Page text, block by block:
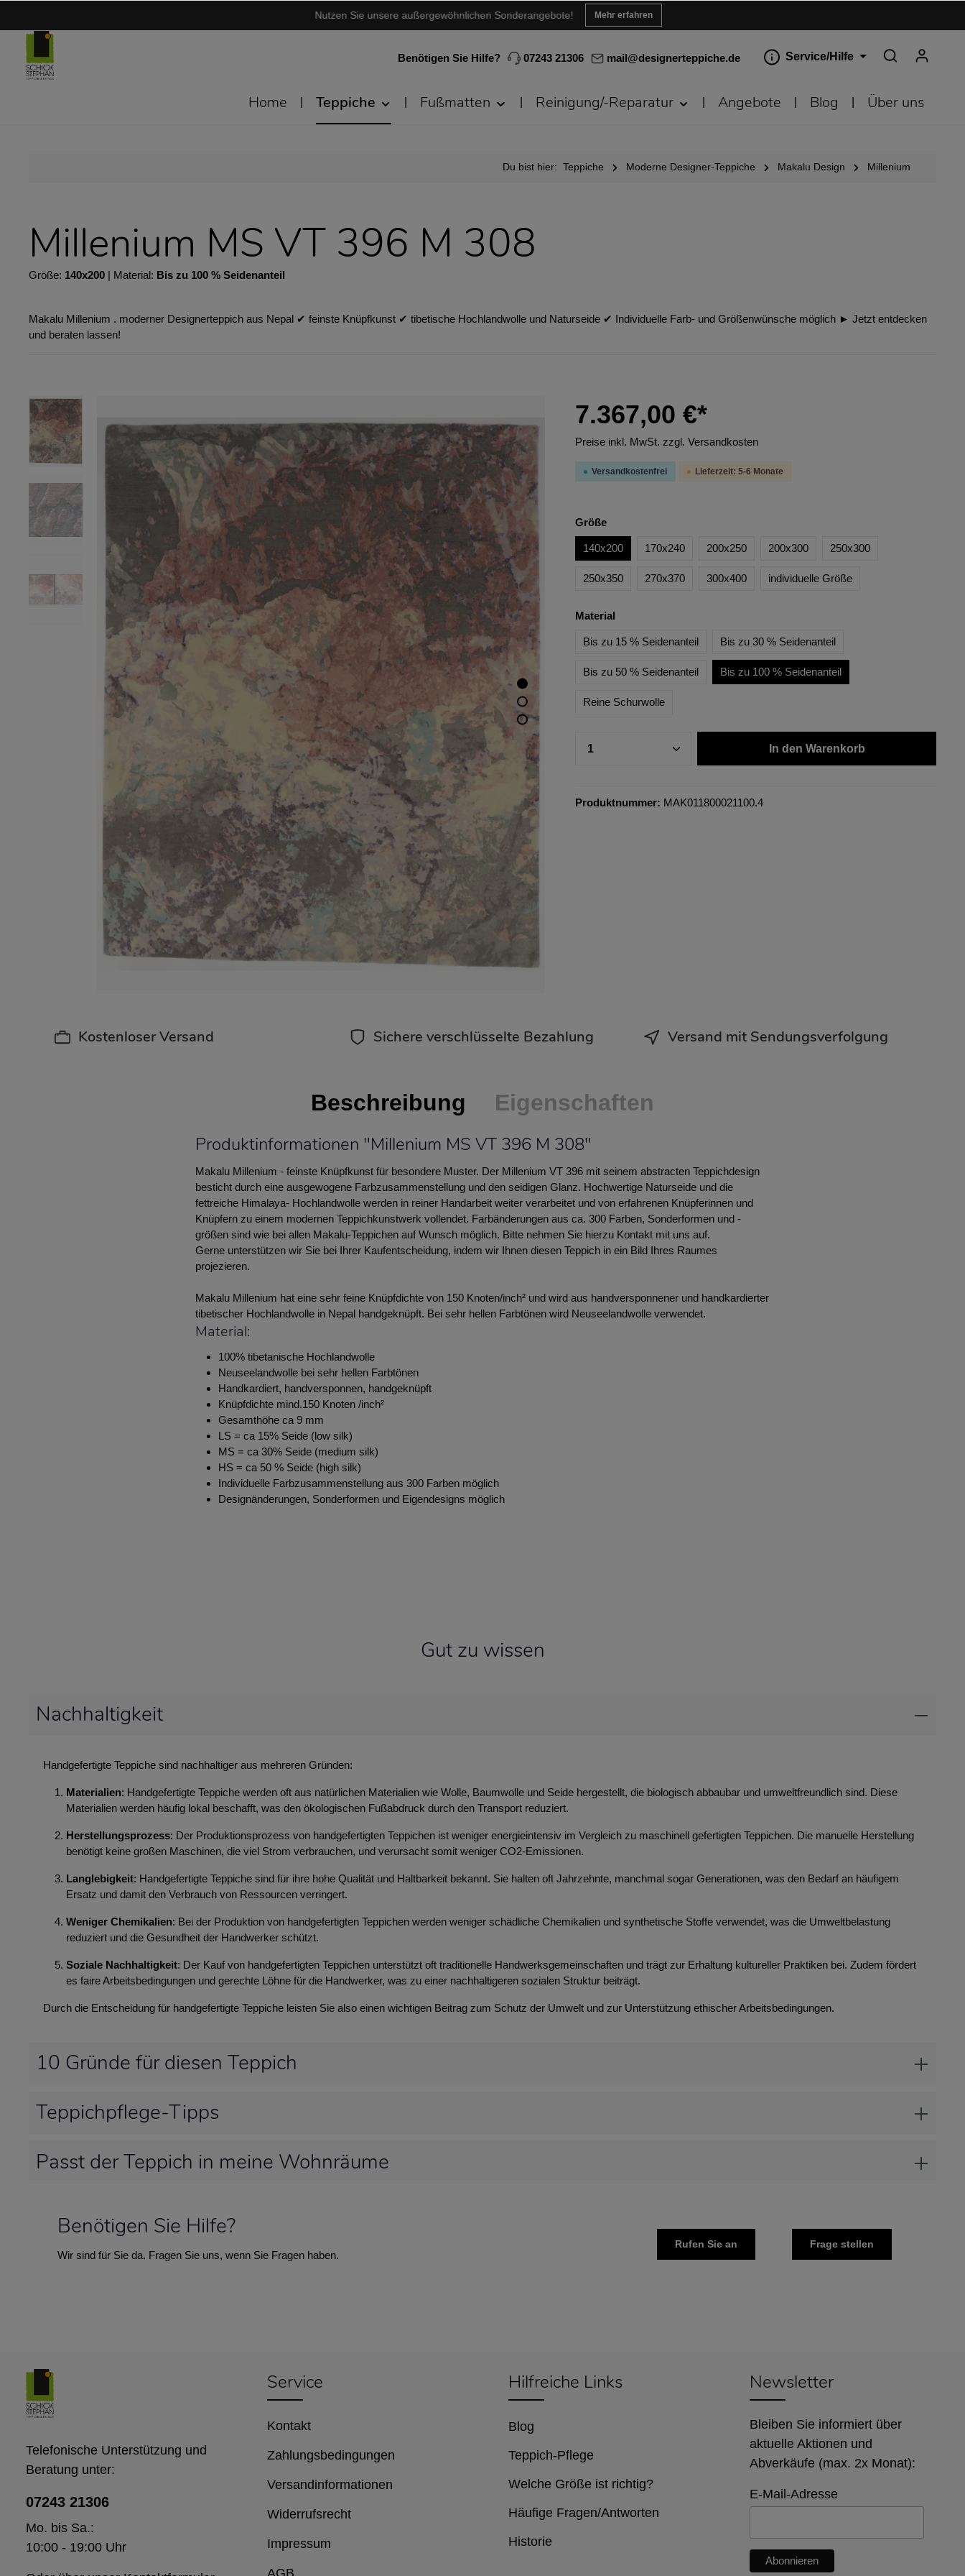
Nutzen Sie unsere außergewöhnlichen Sonderangebote! Mehr erfahren
Benötigen Sie Hilfe? 07243 21306 mail@designerteppiche.de Service/Hilfe
Home Teppiche Fußmatten Reinigung/-Reparatur Angebote Blog Über uns
Du bist hier: Teppiche Moderne Designer-Teppiche Makalu Design Millenium
Millenium MS VT 396 M 308
Größe: 140x200 | Material: Bis zu 100 % Seidenanteil
Makalu Millenium . moderner Designerteppich aus Nepal ✔︎ feinste Knüpfkunst ✔︎ tibetische Hochlandwolle und Naturseide ✔︎ Individuelle Farb- und Größenwünsche möglich ► Jetzt entdecken
und beraten lassen!
7.367,00 €*
Preise inkl. MwSt. zzgl. Versandkosten
Versandkostenfrei Lieferzeit: 5-6 Monate
Größe
140x200 170x240 200x250 200x300 250x300
250x350 270x370 300x400 individuelle Größe
Material
Bis zu 15 % Seidenanteil Bis zu 30 % Seidenanteil
Bis zu 50 % Seidenanteil Bis zu 100 % Seidenanteil
Reine Schurwolle
In den Warenkorb
Produktnummer: MAK011800021100.4
Kostenloser Versand Sichere verschlüsselte Bezahlung Versand mit Sendungsverfolgung
Beschreibung Eigenschaften
Produktinformationen "Millenium MS VT 396 M 308"
Makalu Millenium - feinste Knüpfkunst für besondere Muster. Der Millenium VT 396 mit seinem abstracten Teppichdesign
besticht durch eine ausgewogene Farbzusammenstellung und den seidigen Glanz. Hochwertige Naturseide und die
fettreiche Himalaya- Hochlandwolle werden in reiner Handarbeit weiter verarbeitet und von erfahrenen Knüpferinnen und
Knüpfern zu einem modernen Teppichkunstwerk vollendet. Farbänderungen aus ca. 300 Farben, Sonderformen und -
größen sind wie bei allen Makalu-Teppichen auf Wunsch möglich. Bitte nehmen Sie hierzu Kontakt mit uns auf.
Gerne unterstützen wir Sie bei Ihrer Kaufentscheidung, indem wir Ihnen diesen Teppich in ein Bild Ihres Raumes
projezieren.
Makalu Millenium hat eine sehr feine Knüpfdichte von 150 Knoten/inch² und wird aus handversponnener und handkardierter
tibetischer Hochlandwolle in Nepal handgeknüpft. Bei sehr hellen Farbtönen wird Neuseelandwolle verwendet.
Material:
100% tibetanische Hochlandwolle
Neuseelandwolle bei sehr hellen Farbtönen
Handkardiert, handversponnen, handgeknüpft
Knüpfdichte mind.150 Knoten /inch²
Gesamthöhe ca 9 mm
LS = ca 15% Seide (low silk)
MS = ca 30% Seide (medium silk)
HS = ca 50 % Seide (high silk)
Individuelle Farbzusammenstellung aus 300 Farben möglich
Designänderungen, Sonderformen und Eigendesigns möglich
Gut zu wissen
Nachhaltigkeit
Handgefertigte Teppiche sind nachhaltiger aus mehreren Gründen:
Materialien: Handgefertigte Teppiche werden oft aus natürlichen Materialien wie Wolle, Baumwolle und Seide hergestellt, die biologisch abbaubar und umweltfreundlich sind. Diese
Materialien werden häufig lokal beschafft, was den ökologischen Fußabdruck durch den Transport reduziert.
Herstellungsprozess: Der Produktionsprozess von handgefertigten Teppichen ist weniger energieintensiv im Vergleich zu maschinell gefertigten Teppichen. Die manuelle Herstellung
benötigt keine großen Maschinen, die viel Strom verbrauchen, und verursacht somit weniger CO2-Emissionen.
Langlebigkeit: Handgefertigte Teppiche sind für ihre hohe Qualität und Haltbarkeit bekannt. Sie halten oft Jahrzehnte, manchmal sogar Generationen, was den Bedarf an häufigem
Ersatz und damit den Verbrauch von Ressourcen verringert.
Weniger Chemikalien: Bei der Produktion von handgefertigten Teppichen werden weniger schädliche Chemikalien und synthetische Stoffe verwendet, was die Umweltbelastung
reduziert und die Gesundheit der Handwerker schützt.
Soziale Nachhaltigkeit: Der Kauf von handgefertigten Teppichen unterstützt oft traditionelle Handwerksgemeinschaften und trägt zur Erhaltung kultureller Praktiken bei. Zudem fördert
es faire Arbeitsbedingungen und gerechte Löhne für die Handwerker, was zu einer nachhaltigeren sozialen Struktur beiträgt.
Durch die Entscheidung für handgefertigte Teppiche leisten Sie also einen wichtigen Beitrag zum Schutz der Umwelt und zur Unterstützung ethischer Arbeitsbedingungen.
10 Gründe für diesen Teppich
Teppichpflege-Tipps
Passt der Teppich in meine Wohnräume
Benötigen Sie Hilfe?
Wir sind für Sie da. Fragen Sie uns, wenn Sie Fragen haben.
Rufen Sie an Frage stellen
Service
Kontakt
Zahlungsbedingungen
Versandinformationen
Widerrufsrecht
Impressum
AGB
Newsletter
Bleiben Sie informiert über
aktuelle Aktionen und
Abverkäufe (max. 2x Monat):
E-Mail-Adresse
Telefonische Unterstützung und
Beratung unter:
07243 21306
Mo. bis Sa.:
10:00 - 19:00 Uhr
Hilfreiche Links
Blog
Teppich-Pflege
Welche Größe ist richtig?
Häufige Fragen/Antworten
Historie